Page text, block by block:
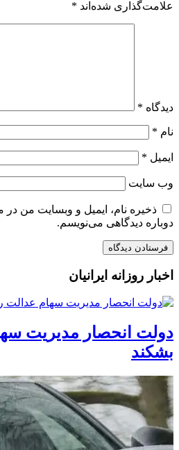
علامت‌گذاری شده‌اند *
دیدگاه *
نام *
ایمیل *
وب‌ سایت
ذخیره نام، ایمیل و وبسایت من در
دوباره دیدگاهی می‌نویسم.
اخبار روزانه ایرانیان
دولت انحصار مدیریت
بشکند